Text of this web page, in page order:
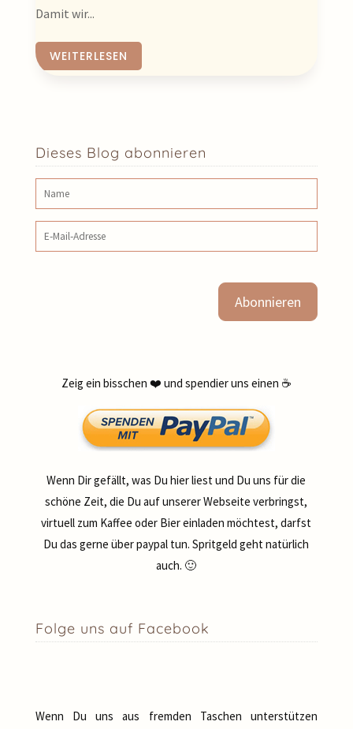
Damit wir...
WEITERLESEN
Dieses Blog abonnieren
Zeig ein bisschen ❤️ und spendier uns einen ☕
Wenn Dir gefällt, was Du hier liest und Du uns für die
schöne Zeit, die Du auf unserer Webseite verbringst,
virtuell zum Kaffee oder Bier einladen möchtest, darfst
Du das gerne über paypal tun. Spritgeld geht natürlich
auch. 🙂
Folge uns auf Facebook
Wenn Du uns aus fremden Taschen unterstützen